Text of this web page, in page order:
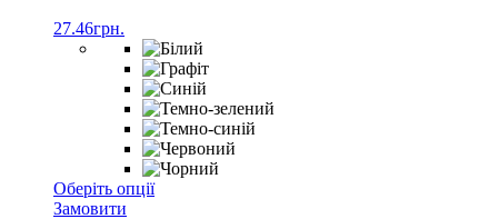
27.46грн.
Оберіть опціїЦей
Замовити